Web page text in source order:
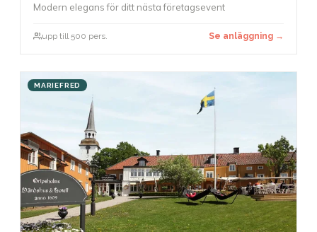
Modern elegans för ditt nästa företagsevent
upp till 500 pers. Se anläggning →
MARIEFRED